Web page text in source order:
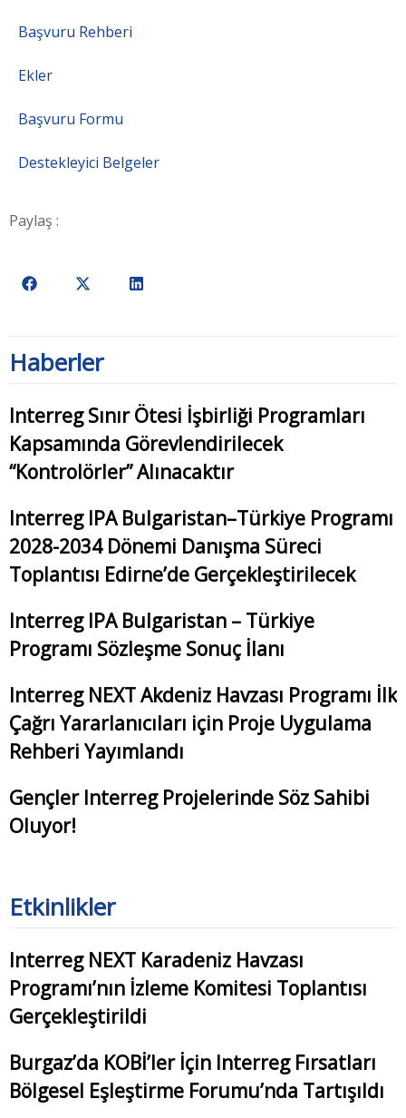
Başvuru Rehberi
Ekler
Başvuru Formu
Destekleyici Belgeler
Paylaş :
Haberler
Interreg Sınır Ötesi İşbirliği Programları
Kapsamında Görevlendirilecek
“Kontrolörler” Alınacaktır
Interreg IPA Bulgaristan–Türkiye Programı
2028-2034 Dönemi Danışma Süreci
Toplantısı Edirne’de Gerçekleştirilecek
Interreg IPA Bulgaristan – Türkiye
Programı Sözleşme Sonuç İlanı
Interreg NEXT Akdeniz Havzası Programı İlk
Çağrı Yararlanıcıları için Proje Uygulama
Rehberi Yayımlandı
Gençler Interreg Projelerinde Söz Sahibi
Oluyor!
Etkinlikler
Interreg NEXT Karadeniz Havzası
Programı’nın İzleme Komitesi Toplantısı
Gerçekleştirildi
Burgaz’da KOBİ’ler İçin Interreg Fırsatları
Bölgesel Eşleştirme Forumu’nda Tartışıldı